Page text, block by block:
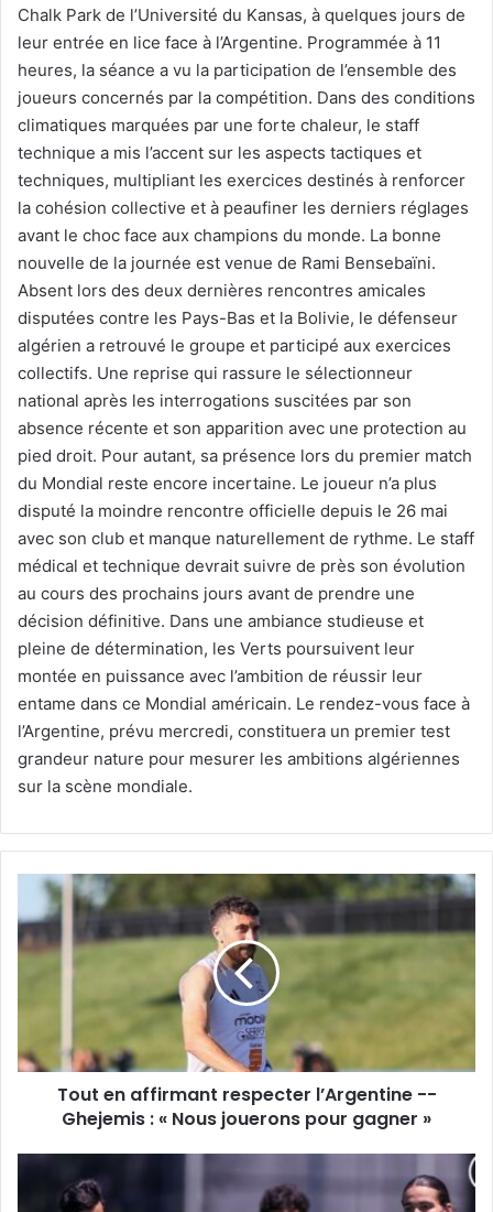
Chalk Park de l’Université du Kansas, à quelques jours de
leur entrée en lice face à l’Argentine. Programmée à 11
heures, la séance a vu la participation de l’ensemble des
joueurs concernés par la compétition. Dans des conditions
climatiques marquées par une forte chaleur, le staff
technique a mis l’accent sur les aspects tactiques et
techniques, multipliant les exercices destinés à renforcer
la cohésion collective et à peaufiner les derniers réglages
avant le choc face aux champions du monde. La bonne
nouvelle de la journée est venue de Rami Bensebaïni.
Absent lors des deux dernières rencontres amicales
disputées contre les Pays-Bas et la Bolivie, le défenseur
algérien a retrouvé le groupe et participé aux exercices
collectifs. Une reprise qui rassure le sélectionneur
national après les interrogations suscitées par son
absence récente et son apparition avec une protection au
pied droit. Pour autant, sa présence lors du premier match
du Mondial reste encore incertaine. Le joueur n’a plus
disputé la moindre rencontre officielle depuis le 26 mai
avec son club et manque naturellement de rythme. Le staff
médical et technique devrait suivre de près son évolution
au cours des prochains jours avant de prendre une
décision définitive. Dans une ambiance studieuse et
pleine de détermination, les Verts poursuivent leur
montée en puissance avec l’ambition de réussir leur
entame dans ce Mondial américain. Le rendez-vous face à
l’Argentine, prévu mercredi, constituera un premier test
grandeur nature pour mesurer les ambitions algériennes
sur la scène mondiale.
Tout
affirmant
respecter
l’Argentine
Ghejemis
:
Tout en affirmant respecter l’Argentine --
Ghejemis : « Nous jouerons pour gagner »